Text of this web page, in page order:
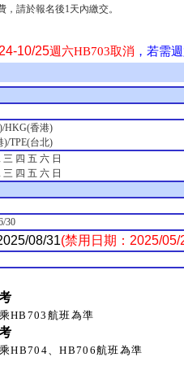
，請於報名後1天內繳交。
10/25週六HB703取消 ， 若需
HKG(香港)
)/TPE(台北)
三 四 五 六 日
三 四 五 六 日
30
08/31(禁用日期：2025/
HB703 航班為準
HB704、HB706航班為準